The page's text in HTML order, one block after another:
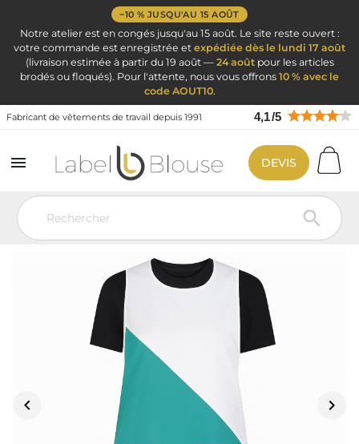
−10 % JUSQU'AU 15 AOÛT
Notre atelier est en congés jusqu'au 15 août. Le site reste ouvert :
votre commande est enregistrée et expédiée dès le lundi 17 août
(livraison estimée à partir du 19 août — 24 aoûtpour les articles
brodés ou floqués). Pour l'attente, nous vous offrons 10 % avec le
code AOUT10.
Fabricant de vêtements de travail depuis 1991 4,1/5


DEVIS
Vêtement de travail Blouse de travail par métier
Tablier chasuble
et vert
 